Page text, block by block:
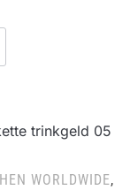
WORLDWIDE,